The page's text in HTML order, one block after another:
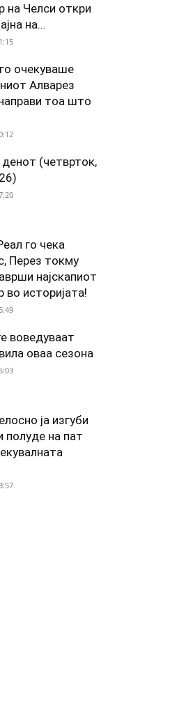
на Челси откри
на...
очекуваше
Алварез
тоа што
(четврток,
го чека
Перез токму
најскапиот
во историјата!
воведуваат
оваа сезона
ја изгуби
полуде на пат